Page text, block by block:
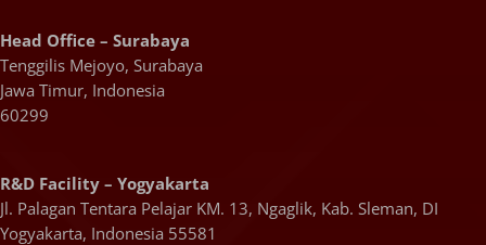
Head Office – Surabaya
Tenggilis Mejoyo, Surabaya
Jawa Timur, Indonesia
60299
R&D Facility – Yogyakarta
Jl. Palagan Tentara Pelajar KM. 13, Ngaglik, Kab. Sleman, DI
Yogyakarta, Indonesia 55581